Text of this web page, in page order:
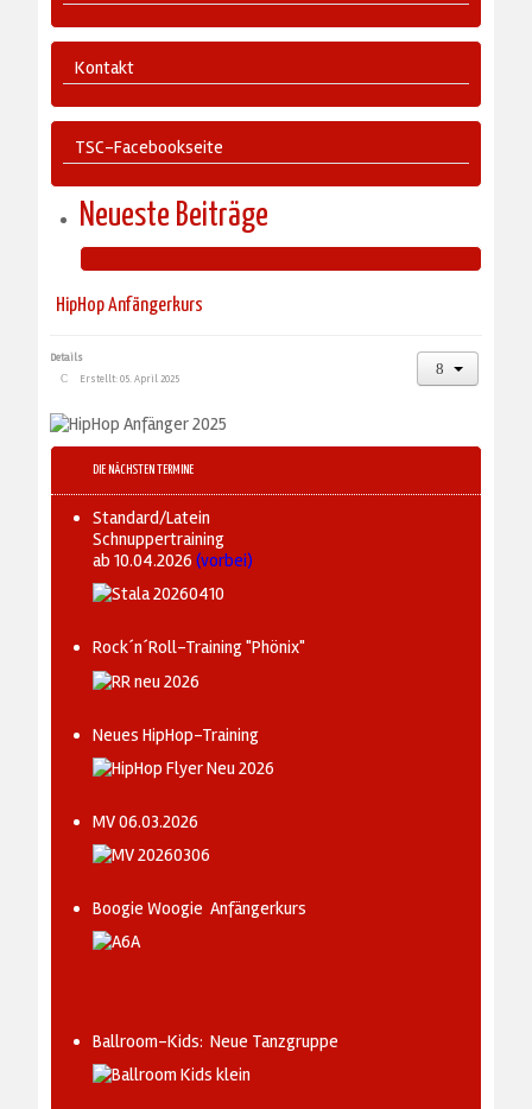
Kontakt
TSC-Facebookseite
Neueste Beiträge
HipHop Anfängerkurs
Details
Erstellt: 05. April 2025
DIE NÄCHSTEN TERMINE
Standard/Latein
Schnuppertraining
ab 10.04.2026(vorbei)
Rock´n´Roll-Training "Phönix"
Neues HipHop-Training
MV 06.03.2026
Boogie Woogie Anfängerkurs
Ballroom-Kids: Neue Tanzgruppe